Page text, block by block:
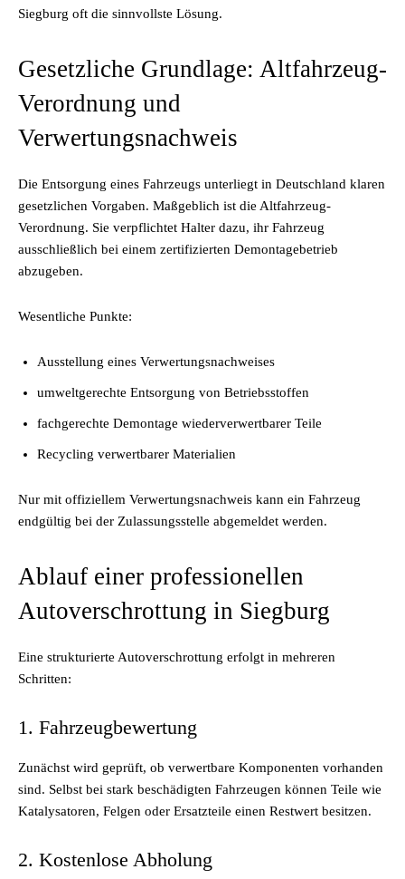
Siegburg oft die sinnvollste Lösung.
Gesetzliche Grundlage: Altfahrzeug-
Verordnung und
Verwertungsnachweis
Die Entsorgung eines Fahrzeugs unterliegt in Deutschland klaren
gesetzlichen Vorgaben. Maßgeblich ist die Altfahrzeug-
Verordnung. Sie verpflichtet Halter dazu, ihr Fahrzeug
ausschließlich bei einem zertifizierten Demontagebetrieb
abzugeben.
Wesentliche Punkte:
Ausstellung eines Verwertungsnachweises
umweltgerechte Entsorgung von Betriebsstoffen
fachgerechte Demontage wiederverwertbarer Teile
Recycling verwertbarer Materialien
Nur mit offiziellem Verwertungsnachweis kann ein Fahrzeug
endgültig bei der Zulassungsstelle abgemeldet werden.
Ablauf einer professionellen
Autoverschrottung in Siegburg
Eine strukturierte Autoverschrottung erfolgt in mehreren
Schritten:
1. Fahrzeugbewertung
Zunächst wird geprüft, ob verwertbare Komponenten vorhanden
sind. Selbst bei stark beschädigten Fahrzeugen können Teile wie
Katalysatoren, Felgen oder Ersatzteile einen Restwert besitzen.
2. Kostenlose Abholung